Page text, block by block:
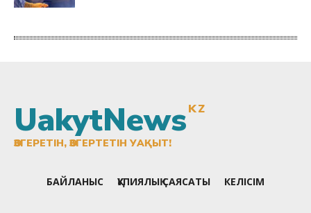
UakytNewsKZ
ӨЗГЕРЕТІН, ӨЗГЕРТЕТІН УАҚЫТ!
БАЙЛАНЫС ҚҰПИЯЛЫҚ САЯСАТЫ КЕЛІСІМ